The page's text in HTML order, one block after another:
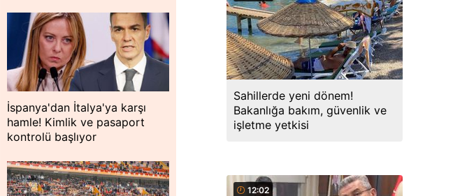
İspanya'dan İtalya'ya karşı
hamle! Kimlik ve pasaport
kontrolü başlıyor
Sahillerde yeni dönem!
Bakanlığa bakım, güvenlik ve
işletme yetkisi
12:02